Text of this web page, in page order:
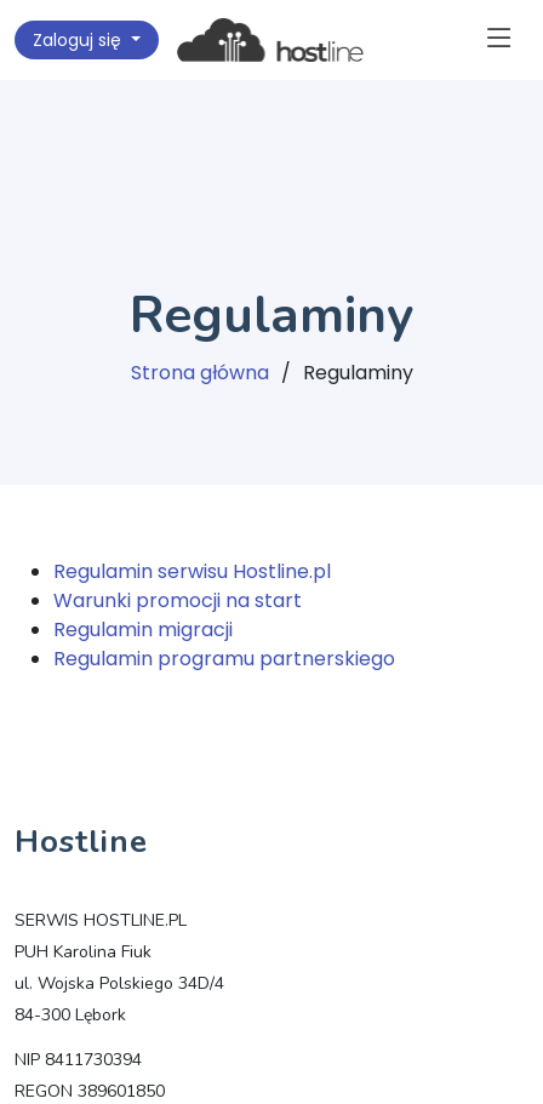
Zaloguj się
Regulaminy
Strona główna Regulaminy
Regulamin serwisu Hostline.pl
Warunki promocji na start
Regulamin migracji
Regulamin programu partnerskiego
Hostline
SERWIS HOSTLINE.PL
PUH Karolina Fiuk
ul. Wojska Polskiego 34D/4
84-300 Lębork
NIP 8411730394
REGON 389601850